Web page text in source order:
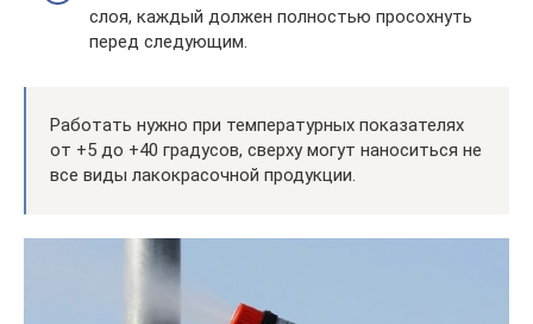
слоя, каждый должен полностью просохнуть
перед следующим.
Работать нужно при температурных показателях
от +5 до +40 градусов, сверху могут наноситься не
все виды лакокрасочной продукции.